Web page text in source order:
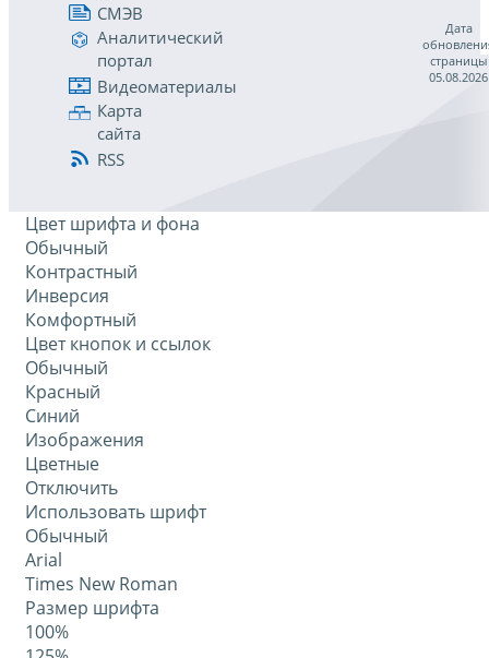
СМЭВ
Аналитический
портал
Видеоматериалы
Карта
сайта
RSS
Дата
страницы
05.08.2026
Цвет шрифта и фона
Обычный
Контрастный
Инверсия
Комфортный
Цвет кнопок и ссылок
Обычный
Красный
Синий
Изображения
Цветные
Отключить
Использовать шрифт
Обычный
Arial
Times New Roman
Размер шрифта
100%